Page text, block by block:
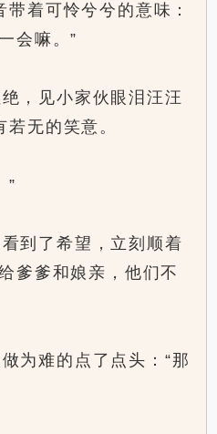
着可怜兮兮的意味：
会嘛。”
，见小家伙眼泪汪汪
无的笑意。
”
到了希望，立刻顺着
爹爹和娘亲，他们不
为难的点了点头：“那